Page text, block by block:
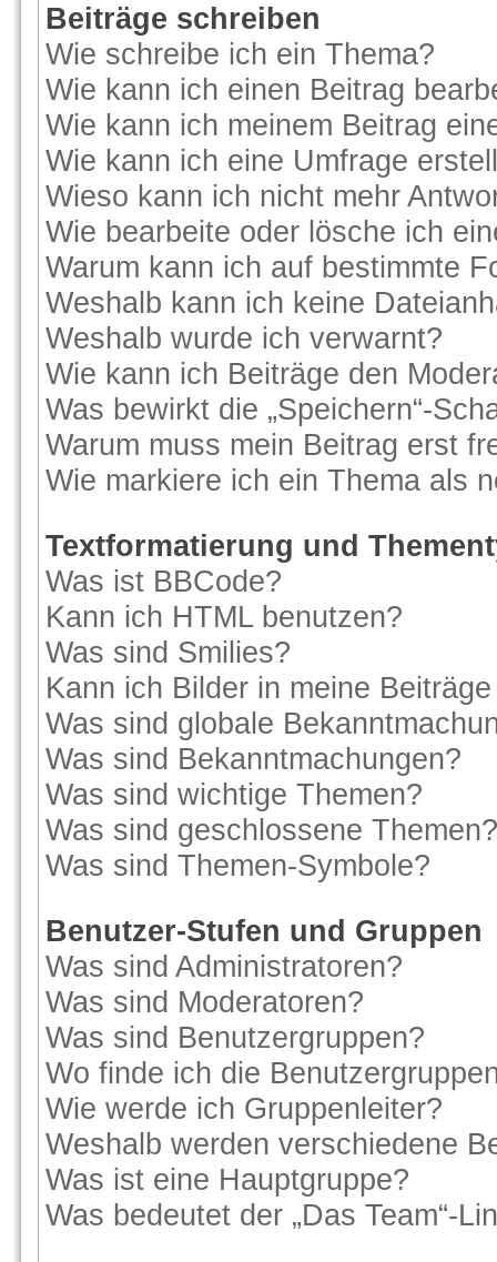
Beiträge schreiben
Wie schreibe ich ein Thema?
Wie kann ich einen Beitrag
Wie kann ich meinem Beitrag
Wie kann ich eine Umfrage
Wieso kann ich nicht mehr
Wie bearbeite oder lösche ich
Warum kann ich auf bestimmte
Weshalb kann ich keine
Weshalb wurde ich verwarnt?
Wie kann ich Beiträge den
Was bewirkt die „Speichern“-
Warum muss mein Beitrag erst
Wie markiere ich ein Thema als
Textformatierung und
Was ist BBCode?
Kann ich HTML benutzen?
Was sind Smilies?
Kann ich Bilder in meine
Was sind globale
Was sind Bekanntmachungen?
Was sind wichtige Themen?
Was sind geschlossene Themen?
Was sind Themen-Symbole?
Benutzer-Stufen und Gruppen
Was sind Administratoren?
Was sind Moderatoren?
Was sind Benutzergruppen?
Wo finde ich die
Wie werde ich Gruppenleiter?
Weshalb werden verschiedene
Was ist eine Hauptgruppe?
Was bedeutet der „Das Team“-